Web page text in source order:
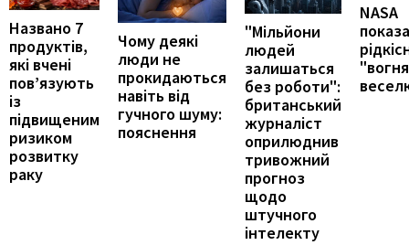
Названо 7
продуктів,
які вчені
пов’язують
із
підвищеним
ризиком
розвитку
раку
Чому деякі
люди не
прокидаються
навіть від
гучного шуму:
пояснення
"Мільйони
людей
залишаться
без роботи":
британський
журналіст
оприлюднив
тривожний
прогноз
щодо
штучного
інтелекту
NASA